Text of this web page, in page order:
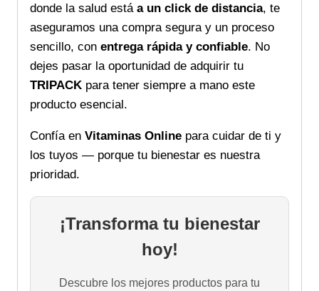
donde la salud está a un click de distancia, te
aseguramos una compra segura y un proceso
sencillo, con entrega rápida y confiable. No
dejes pasar la oportunidad de adquirir tu
TRIPACK para tener siempre a mano este
producto esencial.
Confía en Vitaminas Online para cuidar de ti y
los tuyos — porque tu bienestar es nuestra
prioridad.
¡Transforma tu bienestar
hoy!
Descubre los mejores productos para tu